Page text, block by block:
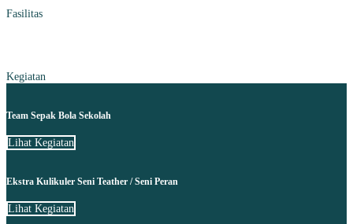
Fasilitas
Kegiatan
Team Sepak Bola Sekolah
Lihat Kegiatan
Ekstra Kulikuler Seni Teather / Seni Peran
Lihat Kegiatan